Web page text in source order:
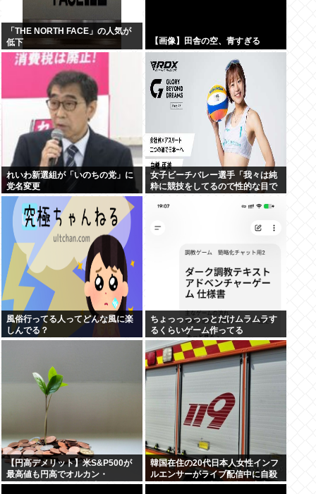
「THE NORTH FACE」の人気が
低下
【画像】田舎の空、青すぎる
れいわ新選組が「いのちの党」に
党名変更
女子ビーチバレー選手「我々は純
粋に競技をしてるので性的な目で
風俗行ってる人ってどんな風に楽
しんでる？
ちょっっっっっとだけムラムラす
るくらいゲーム作ってる
【円高デメリット】米S&P500が
最高値も円高でオルカン・
S&P500投信の含み益減
韓国在住の20代日本人女性インフ
ルエンサーがライブ配信中に自殺
聯合ニュース、朝鮮日報、中央日